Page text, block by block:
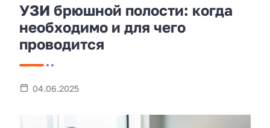
УЗИ брюшной полости: когда
необходимо и для чего
проводится
04.06.2025